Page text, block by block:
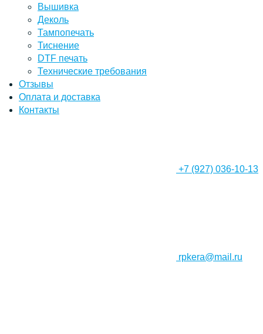
Вышивка
Деколь
Тампопечать
Тиснение
DTF печать
Технические требования
Отзывы
Оплата и доставка
Контакты
+7 (927) 036-10-13
rpkera@mail.ru